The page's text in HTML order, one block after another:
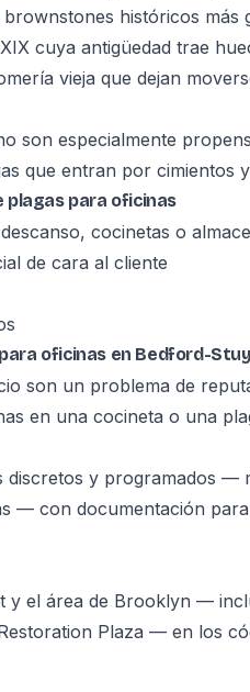
históricos
cuya antigüedad trae
vieja que dejan
son especialmente
que entran por cimientos
plagas para oficinas
cocinetas o
de cara al cliente
oficinas en Bedford-
son un problema de
en una cocineta o una
discretos y programados —
— con documentación
y el área de Brooklyn —
Plaza — en los